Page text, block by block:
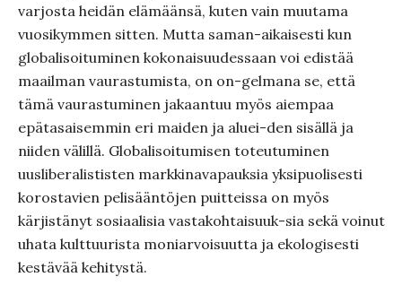
varjosta heidän elämäänsä, kuten vain muutama
vuosikymmen sitten. Mutta saman-aikaisesti kun
globalisoituminen kokonaisuudessaan voi edistää
maailman vaurastumista, on on-gelmana se, että
tämä vaurastuminen jakaantuu myös aiempaa
epätasaisemmin eri maiden ja aluei-den sisällä ja
niiden välillä. Globalisoitumisen toteutuminen
uusliberalististen markkinavapauksia yksipuolisesti
korostavien pelisääntöjen puitteissa on myös
kärjistänyt sosiaalisia vastakohtaisuuk-sia sekä voinut
uhata kulttuurista moniarvoisuutta ja ekologisesti
kestävää kehitystä.